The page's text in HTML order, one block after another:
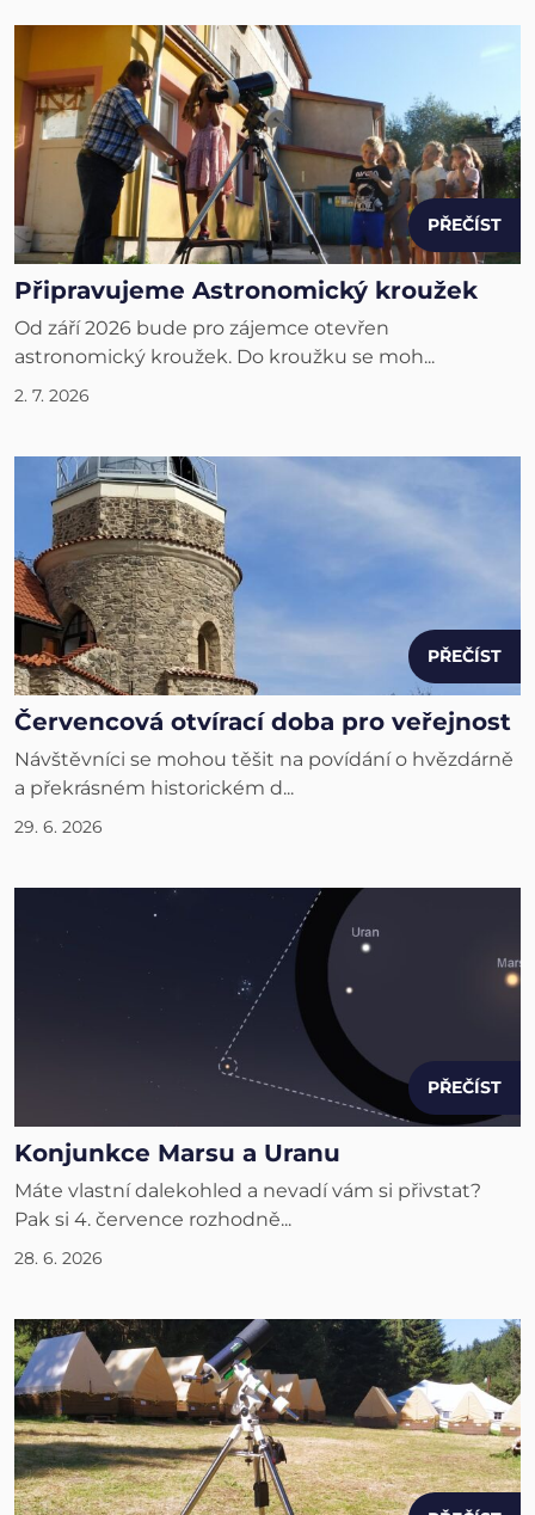
PŘEČÍST
Připravujeme Astronomický kroužek
Od září 2026 bude pro zájemce otevřen
astronomický kroužek. Do kroužku se moh...
2. 7. 2026
PŘEČÍST
Červencová otvírací doba pro veřejnost
Návštěvníci se mohou těšit na povídání o hvězdárně
a překrásném historickém d...
29. 6. 2026
PŘEČÍST
Konjunkce Marsu a Uranu
Máte vlastní dalekohled a nevadí vám si přivstat?
Pak si 4. července rozhodně...
28. 6. 2026